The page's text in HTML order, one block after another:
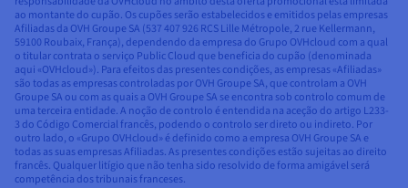
ao montante do cupão. Os cupões serão estabelecidos e emitidos pelas empresas
Afiliadas da OVH Groupe SA (537 407 926 RCS Lille Métropole, 2 rue Kellermann,
59100 Roubaix, França), dependendo da empresa do Grupo OVHcloud com a qual
o titular contrata o serviço Public Cloud que beneficia do cupão (denominada
aqui «OVHcloud»). Para efeitos das presentes condições, as empresas «Afiliadas»
são todas as empresas controladas por OVH Groupe SA, que controlam a OVH
Groupe SA ou com as quais a OVH Groupe SA se encontra sob controlo comum de
uma terceira entidade. A noção de controlo é entendida na aceção do artigo L233-
3 do Código Comercial francês, podendo o controlo ser direto ou indireto. Por
outro lado, o «Grupo OVHcloud» é definido como a empresa OVH Groupe SA e
todas as suas empresas Afiliadas. As presentes condições estão sujeitas ao direito
francês. Qualquer litígio que não tenha sido resolvido de forma amigável será
competência dos tribunais franceses.